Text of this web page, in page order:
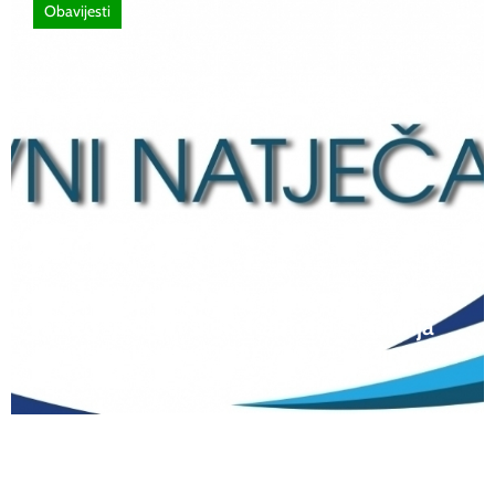
razred srednjih škola Kantona Središnja
Bosna u školskoj 2026./2027. godini
Obavijesti